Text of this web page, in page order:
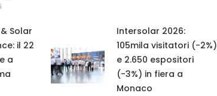
Solar
il 22
a
Intersolar 2026:
105mila visitatori (-2%)
e 2.650 espositori
(-3%) in fiera a
Monaco